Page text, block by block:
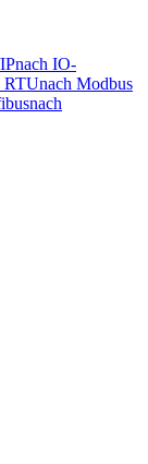
nach IO-
RTUnach Modbus
nach